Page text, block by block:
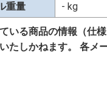
重量
- kg
いる商品の情報（仕
たしかねます。 各メ